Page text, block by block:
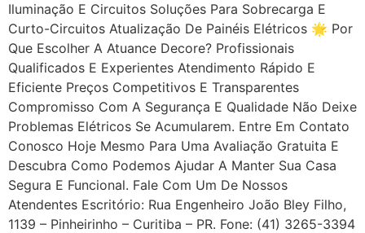
Iluminação E Circuitos Soluções Para Sobrecarga E
Curto-Circuitos Atualização De Painéis Elétricos 🌟 Por
Que Escolher A Atuance Decore? Profissionais
Qualificados E Experientes Atendimento Rápido E
Eficiente Preços Competitivos E Transparentes
Compromisso Com A Segurança E Qualidade Não Deixe
Problemas Elétricos Se Acumularem. Entre Em Contato
Conosco Hoje Mesmo Para Uma Avaliação Gratuita E
Descubra Como Podemos Ajudar A Manter Sua Casa
Segura E Funcional. Fale Com Um De Nossos
Atendentes Escritório: Rua Engenheiro João Bley Filho,
1139 – Pinheirinho – Curitiba – PR. Fone: (41) 3265-3394